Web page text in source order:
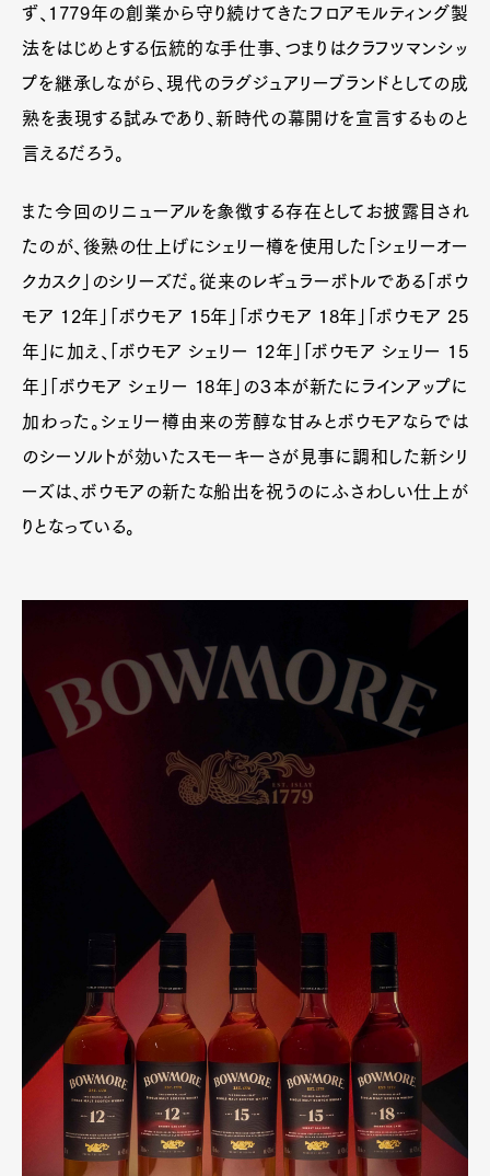
ず、1779年の創業から守り続けてきたフロアモルティング製
法をはじめとする伝統的な手仕事、つまりはクラフツマンシッ
プを継承しながら、現代のラグジュアリーブランドとしての成
熟を表現する試みであり、新時代の幕開けを宣言するものと
言えるだろう。
また今回のリニューアルを象徴する存在としてお披露目され
たのが、後熟の仕上げにシェリー樽を使用した「シェリーオー
クカスク」のシリーズだ。従来のレギュラーボトルである「ボウ
モア 12年」「ボウモア 15年」「ボウモア 18年」「ボウモア 25
年」に加え、「ボウモア シェリー 12年」「ボウモア シェリー 15
年」「ボウモア シェリー 18年」の３本が新たにラインアップに
加わった。シェリー樽由来の芳醇な甘みとボウモアならでは
のシーソルトが効いたスモーキーさが見事に調和した新シリ
ーズは、ボウモアの新たな船出を祝うのにふさわしい仕上が
りとなっている。